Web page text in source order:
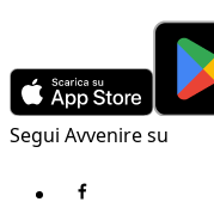
Segui Avvenire su